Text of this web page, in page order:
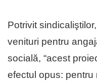
Potrivit
venituri pentru
socială, “acest
efectul opus: pentru